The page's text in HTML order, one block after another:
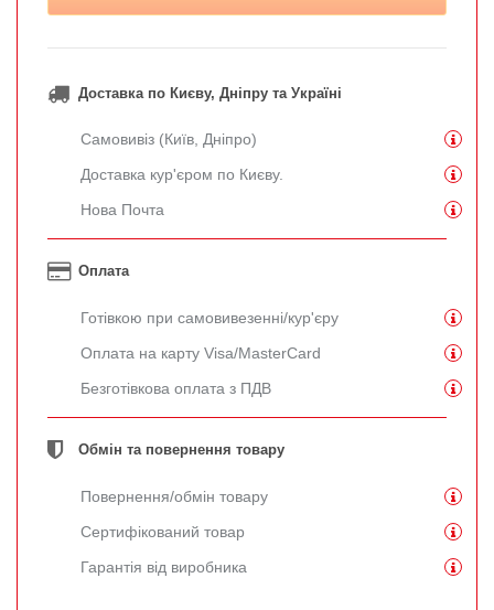
Доставка по Києву, Дніпру та Україні
Самовивіз (Київ, Дніпро)
Доставка кур'єром по Києву.
Нова Почта
Оплата
Готівкою при самовивезенні/кур'єру
Оплата на карту Visa/MasterCard
Безготівкова оплата з ПДВ
Обмін та повернення товару
Повернення/обмін товару
Сертифікований товар
Гарантія від виробника